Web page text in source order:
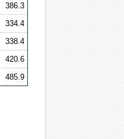
386.3
334.4
338.4
420.6
485.9